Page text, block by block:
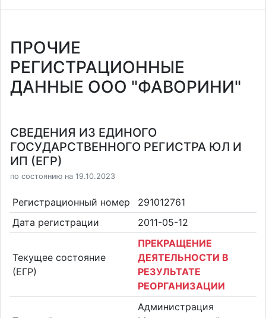
ПРОЧИЕ
РЕГИСТРАЦИОННЫЕ
ДАННЫЕ ООО "ФАВОРИНИ"
СВЕДЕНИЯ ИЗ ЕДИНОГО
ГОСУДАРСТВЕННОГО РЕГИСТРА ЮЛ И
ИП (ЕГР)
по состоянию на 19.10.2023
Регистрационный номер
291012761
Дата регистрации
2011-05-12
Текущее состояние
(ЕГР)
ПРЕКРАЩЕНИЕ
ДЕЯТЕЛЬНОСТИ В
РЕЗУЛЬТАТЕ
РЕОРГАНИЗАЦИИ
Администрация